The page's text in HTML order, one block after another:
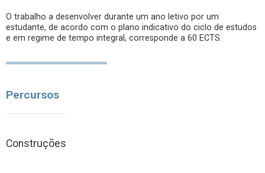
O trabalho a desenvolver durante um ano letivo por um
estudante, de acordo com o plano indicativo do ciclo de estudos
e em regime de tempo integral, corresponde a 60 ECTS.
Percursos
Construções